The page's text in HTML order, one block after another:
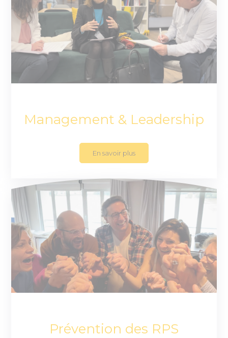
Management & Leadership
En savoir plus
Prévention des RPS